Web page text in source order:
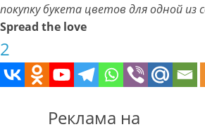
покупку букета цветов для одной из
Spread the love
2
Реклама на